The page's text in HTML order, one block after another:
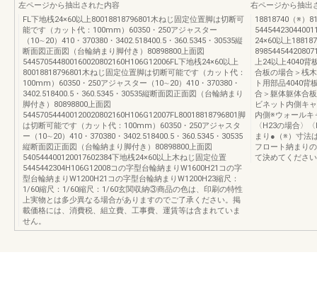
左ページから抽出された内容
FL下地桟24×60以上80018818796801木ねじ固定位置脚は切断可
能です（カット代：100mm）60350・250アジャスター
（10∼20）410・370380・3402.518400.5・360.5345・30535縦
断面図正面図（台輪納まり脚付き）80898800上面図
544570544800160020802160H106G12006FL下地桟24×60以上
80018818796801木ねじ固定位置脚は切断可能です（カット代：
100mm）60350・250アジャスター（10∼20）410・370380・
3402.518400.5・360.5345・30535縦断面図正面図（台輪納まり
脚付き）80898800上面図
544570544400120020802160H106G12007FL80018818796801脚
は切断可能です（カット代：100mm）60350・250アジャスタ
ー（10∼20）410・370380・3402.518400.5・360.5345・30535
縦断面図正面図（台輪納まり脚付き）80898800上面図
540544400120017602384下地桟24×60以上木ねじ固定位置
5445442304H106G12008コの字型台輪納まりW1600H21コの字
型台輪納まりW1200H21コの字型台輪納まりW1200H23縮尺：
1/60縮尺：1/60縮尺：1/60玄関収納③商品の色は、印刷の特性
上実物とは多少異なる場合がありますのでご了承ください。掲
載価格には、消費税、組立費、工事費、運賃等は含まれていま
せん。
右ページから抽出
18818740（※）
24×60以上
上24以上4040背
合板の場合＞桟
ト用部品4040背
合＞躯体躯体合
ビネット内側キ
内側※ウォールキ
〈H23の場合〉
まり●（※）寸法
フロート納まり
て決めてくださ